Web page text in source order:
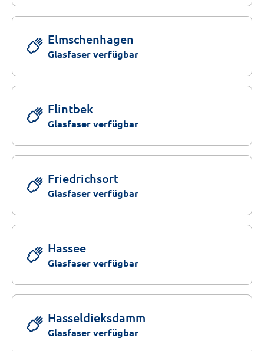
Elmschenhagen
Glasfaser verfügbar
Flintbek
Glasfaser verfügbar
Friedrichsort
Glasfaser verfügbar
Hassee
Glasfaser verfügbar
Hasseldieksdamm
Glasfaser verfügbar